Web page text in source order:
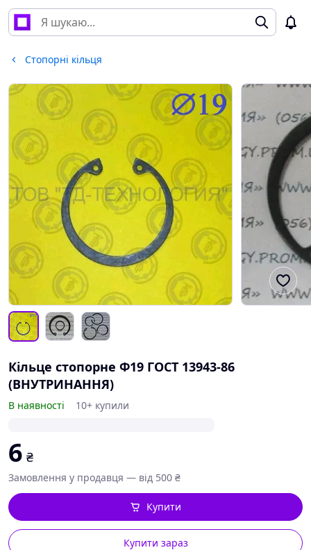
Стопорні кільця
Кільце стопорне Ф19 ГОСТ 13943-86
(ВНУТРИНАННЯ)
В наявності 10+ купили
6 ₴
Замовлення у продавця — від 500 ₴
Купити зараз
Купити